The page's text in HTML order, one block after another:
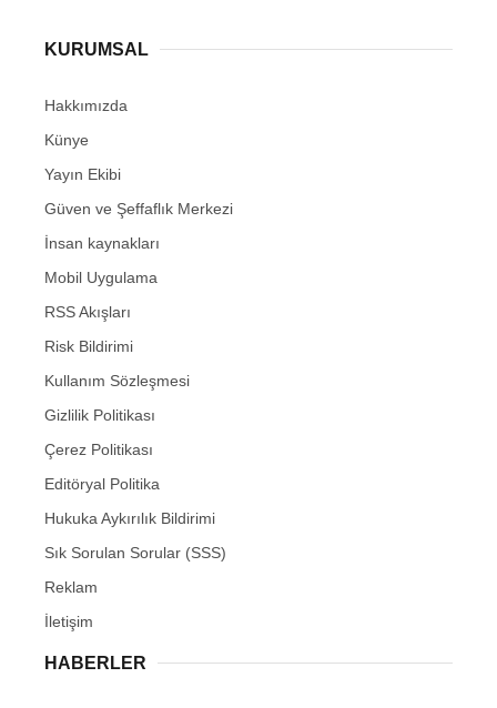
KURUMSAL
Hakkımızda
Künye
Yayın Ekibi
Güven ve Şeffaflık Merkezi
İnsan kaynakları
Mobil Uygulama
RSS Akışları
Risk Bildirimi
Kullanım Sözleşmesi
Gizlilik Politikası
Çerez Politikası
Editöryal Politika
Hukuka Aykırılık Bildirimi
Sık Sorulan Sorular (SSS)
Reklam
İletişim
HABERLER